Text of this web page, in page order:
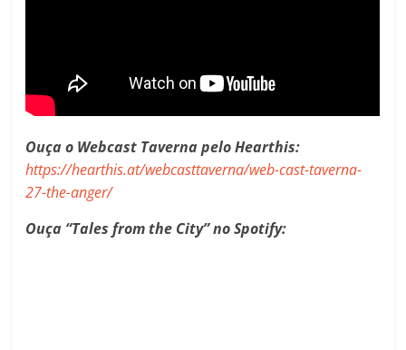
Ouçao Webcast Taverna pelo Hearthis:
https://hearthis.at/webcasttaverna/web-cast-taverna-
27-the-anger/
Ouça “Tales from the City” no Spotify: